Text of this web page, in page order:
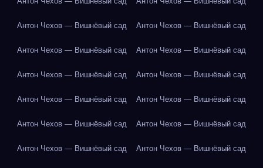
Антон Чехов — Вишнёвый сад Антон Чехов — Вишнёвый сад
Антон Чехов — Вишнёвый сад Антон Чехов — Вишнёвый сад
Антон Чехов — Вишнёвый сад Антон Чехов — Вишнёвый сад
Антон Чехов — Вишнёвый сад Антон Чехов — Вишнёвый сад
Антон Чехов — Вишнёвый сад Антон Чехов — Вишнёвый сад
Антон Чехов — Вишнёвый сад Антон Чехов — Вишнёвый сад